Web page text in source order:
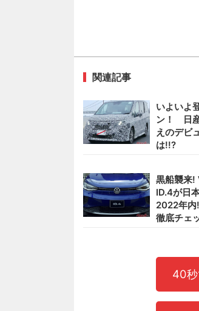
関連記事
いよいよ
ン！ 日
えのデビ
は!!?
黒船襲来!
ID.4が日
2022年内
徹底チェ
40